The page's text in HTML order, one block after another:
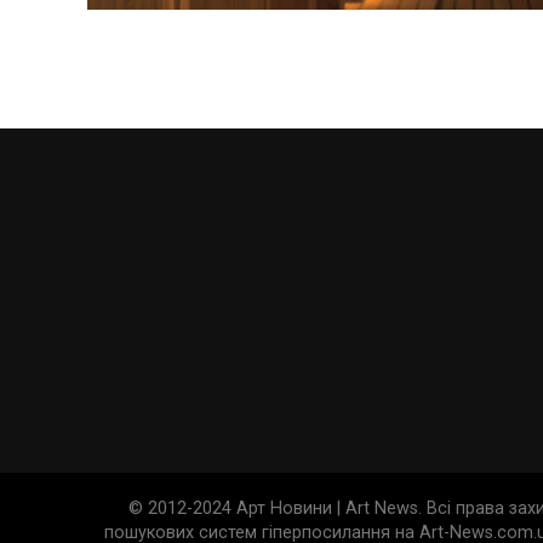
© 2012-2024 Арт Новини | Art News. Всі права
пошукових систем гіперпосилання на Art-